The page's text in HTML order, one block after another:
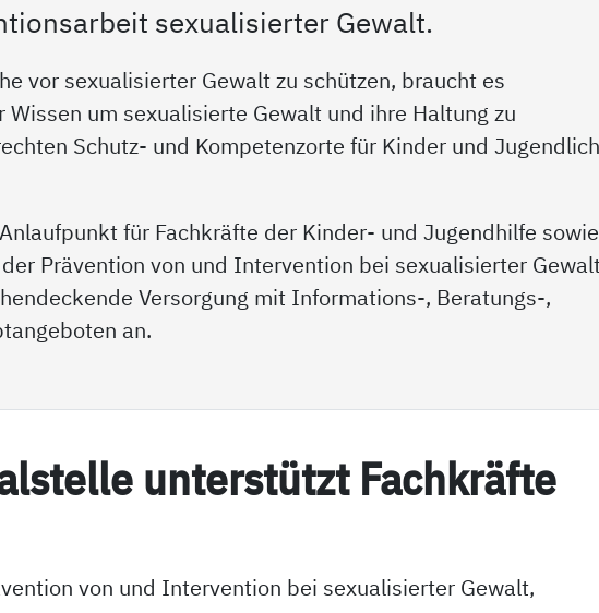
sexualisierter Gewalt.
vor sexualisierter Gewalt zu schützen, braucht es
Wissen um sexualisierte Gewalt und ihre Haltung zu
Schutz- und Kompetenzorte für Kinder und
für Fachkräfte der Kinder- und Jugendhilfe sowie
Prävention von und Intervention bei sexualisierter
Versorgung mit Informations-, Beratungs-,
an.
un­ter­stützt Fach­kräf­te
von und Intervention bei sexualisierter Gewalt,